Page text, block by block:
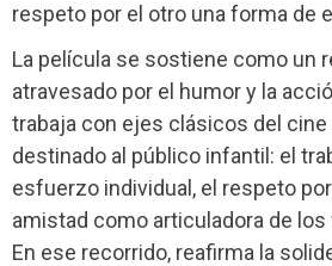
respeto por el otro una forma de
La película se sostiene como un
atravesado por el humor y la
trabaja con ejes clásicos del cine
destinado al público infantil: el
esfuerzo individual, el respeto
amistad como articuladora de
En ese recorrido, reafirma la